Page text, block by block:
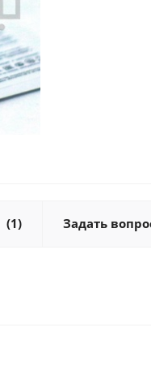
(1) Задать